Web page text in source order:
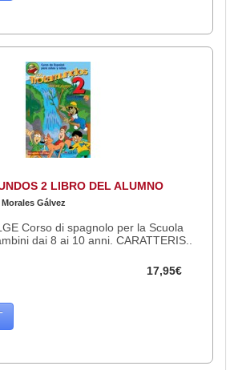
2 LIBRO DEL ALUMNO
Gálvez
Corso di spagnolo per la Scuola
dai 8 ai 10 anni. CARATTERIS..
17,95€